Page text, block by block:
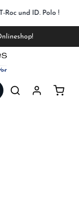
und ID. Polo !
anzeigen